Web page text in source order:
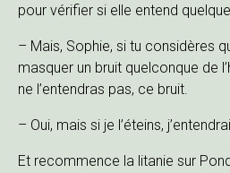
pour vérifier si elle entend quelque
– Mais, Sophie, si tu considères
masquer un bruit quelconque de
ne l’entendras pas, ce bruit.
– Oui, mais si je l’éteins,
Et recommence la litanie sur